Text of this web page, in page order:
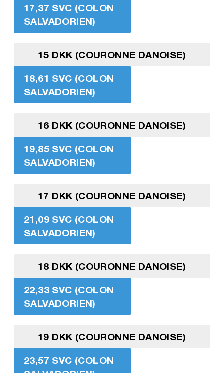
17,37 SVC (COLON
SALVADORIEN)
15 DKK (COURONNE DANOISE)
18,61 SVC (COLON
SALVADORIEN)
16 DKK (COURONNE DANOISE)
19,85 SVC (COLON
SALVADORIEN)
17 DKK (COURONNE DANOISE)
21,09 SVC (COLON
SALVADORIEN)
18 DKK (COURONNE DANOISE)
22,33 SVC (COLON
SALVADORIEN)
19 DKK (COURONNE DANOISE)
23,57 SVC (COLON